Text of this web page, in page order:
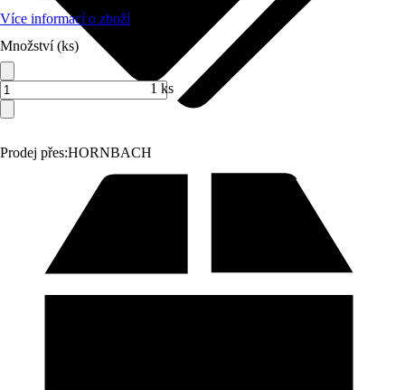
Prodej přes:HORNBACH
Více informací o zboží
Množství (ks)
1 ks